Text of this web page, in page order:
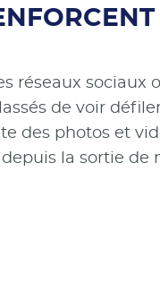
réseaux sociaux
de voir
des photos et
la sortie de